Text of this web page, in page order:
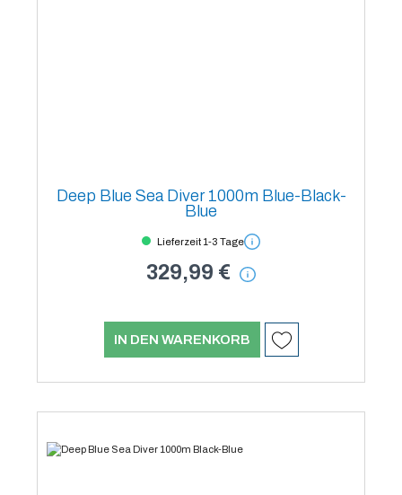
Deep Blue Sea Diver 1000m Blue-Black-
Blue
Lieferzeit 1-3 Tage
329,99 €
IN DEN WARENKORB